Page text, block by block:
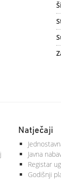
Natječaji
Javna
Registar
Godišnji